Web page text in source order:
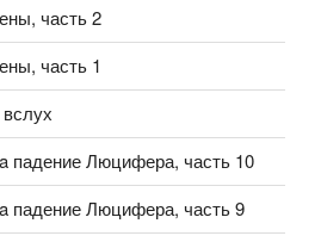
часть 2
часть 1
падение Люцифера, часть 10
падение Люцифера, часть 9